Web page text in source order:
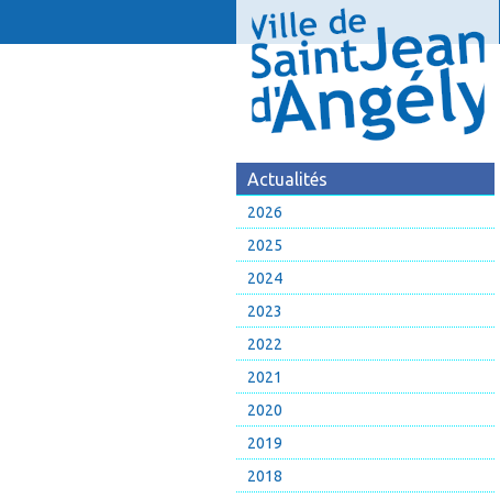
Actualités
2026
2025
2024
2023
2022
2021
2020
2019
2018